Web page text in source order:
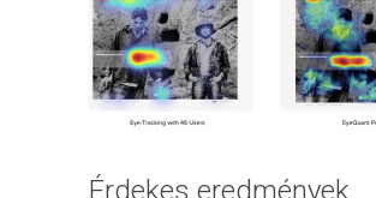
Érdekes eredmények